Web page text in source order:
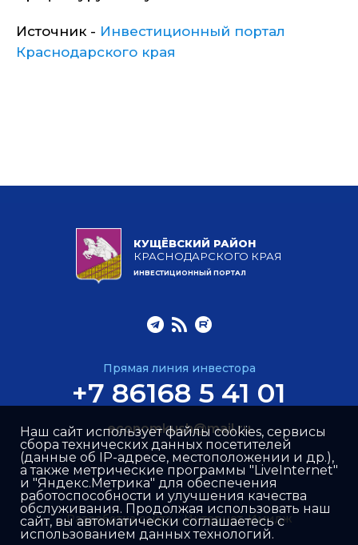
Источник - Инвестиционный портал
Краснодарского края
КУЩЁВСКИЙ РАЙОН
КРАСНОДАРСКОГО КРАЯ
ИНВЕСТИЦИОННЫЙ ПОРТАЛ
Прямая линия инвестора
+7 86168 5 41 01
economkush@mail.ru
Разработка сайта –Интернет-Имидж
Наш сайт использует файлы cookies, сервисы
сбора технических данных посетителей
(данные об IP-адресе, местоположении и др.),
а также метрические программы "LiveInternet"
и "Яндекс.Метрика" для обеспечения
работоспособности и улучшения качества
обслуживания. Продолжая использовать наш
сайт, вы автоматически соглашаетесь с
использованием данных технологий.